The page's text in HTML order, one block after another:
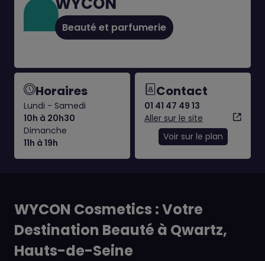
Beauté et parfumerie
Horaires
Lundi - Samedi
10h à 20h30
Dimanche
11h à 19h
Contact
01 41 47 49 13
Aller sur le site
Voir sur le plan
WYCON Cosmetics : Votre
Destination Beauté à Qwartz,
Hauts-de-Seine